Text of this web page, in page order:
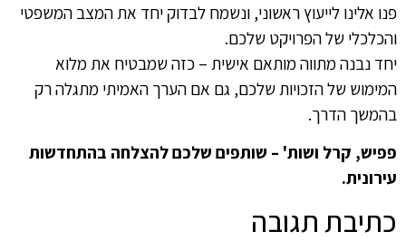
פנו אלינו לייעוץ ראשוני, ונשמח לבדוק יחד את המצב המשפטי
והכלכלי של הפרויקט שלכם.
יחד נבנה מתווה מותאם אישית – כזה שמבטיח את מלוא
המימוש של הזכויות שלכם, גם אם הערך האמיתי מתגלה רק
בהמשך הדרך.
פפיש, קרל ושות' – שותפים שלכם להצלחה בהתחדשות
עירונית.
כתיבת תגובה